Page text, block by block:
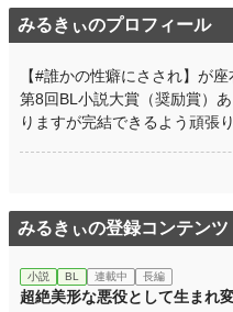
みるきぃのプロフィール
【#誰かの性癖にさされ】が
第8回BL小説大賞（奨励賞）
りますが完結できるよう頑張
みるきぃの登録コンテンツ
小説 BL 連載中 長編
超絶美形な悪役として生まれ